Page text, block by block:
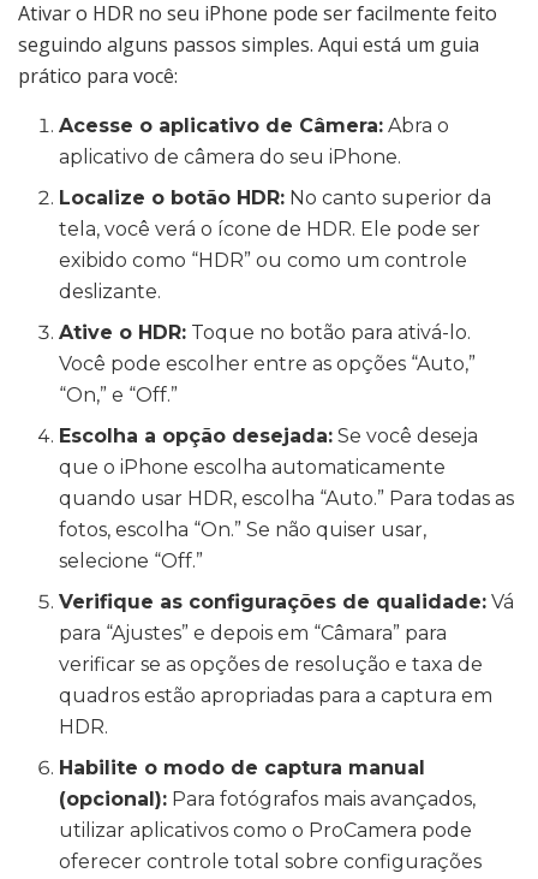
Ativar o HDR no seu iPhone pode ser facilmente feito
seguindo alguns passos simples. Aqui está um guia
prático para você:
Acesse o aplicativo de Câmera: Abra o
aplicativo de câmera do seu iPhone.
Localize o botão HDR: No canto superior da
tela, você verá o ícone de HDR. Ele pode ser
exibido como “HDR” ou como um controle
deslizante.
Ative o HDR: Toque no botão para ativá-lo.
Você pode escolher entre as opções “Auto,”
“On,” e “Off.”
Escolha a opção desejada: Se você deseja
que o iPhone escolha automaticamente
quando usar HDR, escolha “Auto.” Para todas as
fotos, escolha “On.” Se não quiser usar,
selecione “Off.”
Verifique as configurações de qualidade: Vá
para “Ajustes” e depois em “Câmara” para
verificar se as opções de resolução e taxa de
quadros estão apropriadas para a captura em
HDR.
Habilite o modo de captura manual
(opcional): Para fotógrafos mais avançados,
utilizar aplicativos como o ProCamera pode
oferecer controle total sobre configurações